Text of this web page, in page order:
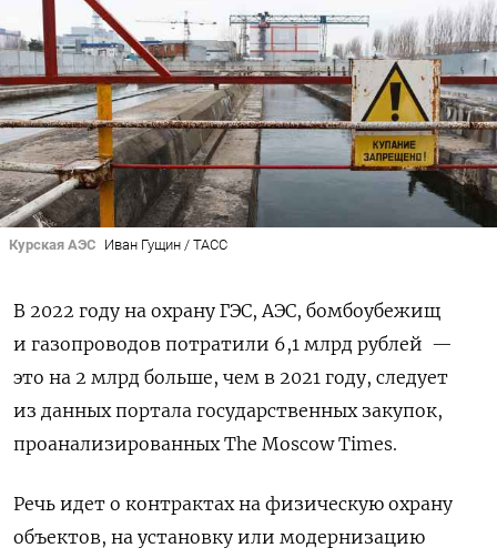
Курская АЭС Иван Гущин / ТАСС
В 2022 году на охрану ГЭС, АЭС, бомбоубежищ
и газопроводов потратили 6,1 млрд рублей —
это на 2 млрд больше, чем в 2021 году, следует
из данных портала государственных закупок,
проанализированных The Moscow Times.
Речь идет о контрактах на физическую охрану
объектов, на установку или модернизацию